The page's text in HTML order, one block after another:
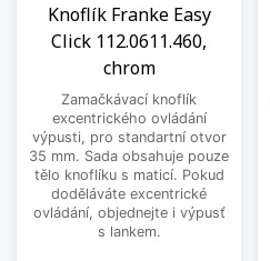
Knoflík Franke Easy
Click 112.0611.460,
chrom
Zamačkávací knoflík
excentrického ovládání
výpusti, pro standartní otvor
35 mm. Sada obsahuje pouze
tělo knoflíku s maticí. Pokud
doděláváte excentrické
ovládání, objednejte i výpusť
s lankem.